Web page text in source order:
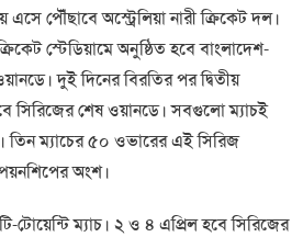
এসে পৌঁছাবে অস্ট্রেলিয়া নারী ক্রিকেট দল।
স্টেডিয়ামে অনুষ্ঠিত হবে বাংলাদেশ-
দুই দিনের বিরতির পর দ্বিতীয়
সিরিজের শেষ ওয়ানডে। সবগুলো ম্যাচই
তিন ম্যাচের ৫০ ওভারের এই সিরিজ
অংশ।
টোয়েন্টি ম্যাচ। ২ ও ৪ এপ্রিল হবে সিরিজের